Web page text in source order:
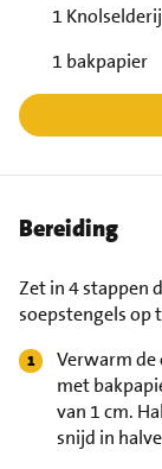
1 Knolselderij
1 bakpapier
Bereiding
Zet in 4 stappen
soepstengels op
Verwarm de
met
van 1 cm.
snijd in